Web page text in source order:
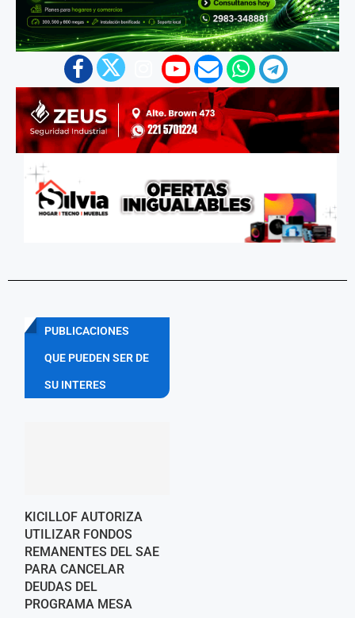
PUBLICACIONES
QUE PUEDEN SER DE
SU INTERES
KICILLOF AUTORIZA
UTILIZAR FONDOS
REMANENTES DEL SAE
PARA CANCELAR
DEUDAS DEL
PROGRAMA MESA